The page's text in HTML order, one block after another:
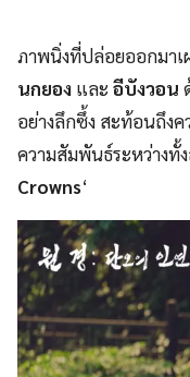
ภาพนิ่งที่ปล่อยออกมาเ
นกยอง และ อีบังวอน
อย่างลึกซึ้ง สะท้อนถึง
ความสัมพันธ์ระหว่างทั้
Crowns‘